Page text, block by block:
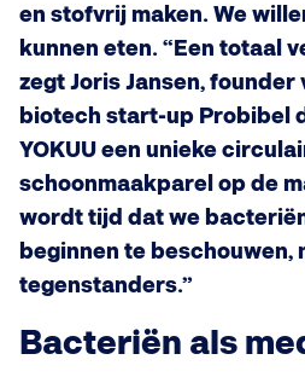
en stofvrij maken. We
kunnen eten. “Een totaal
zegt Joris Jansen,
biotech start-up Probibel
YOKUU een unieke
schoonmaakparel op de
wordt tijd dat we
beginnen te beschouwen,
tegenstanders.”
Bacteriën als